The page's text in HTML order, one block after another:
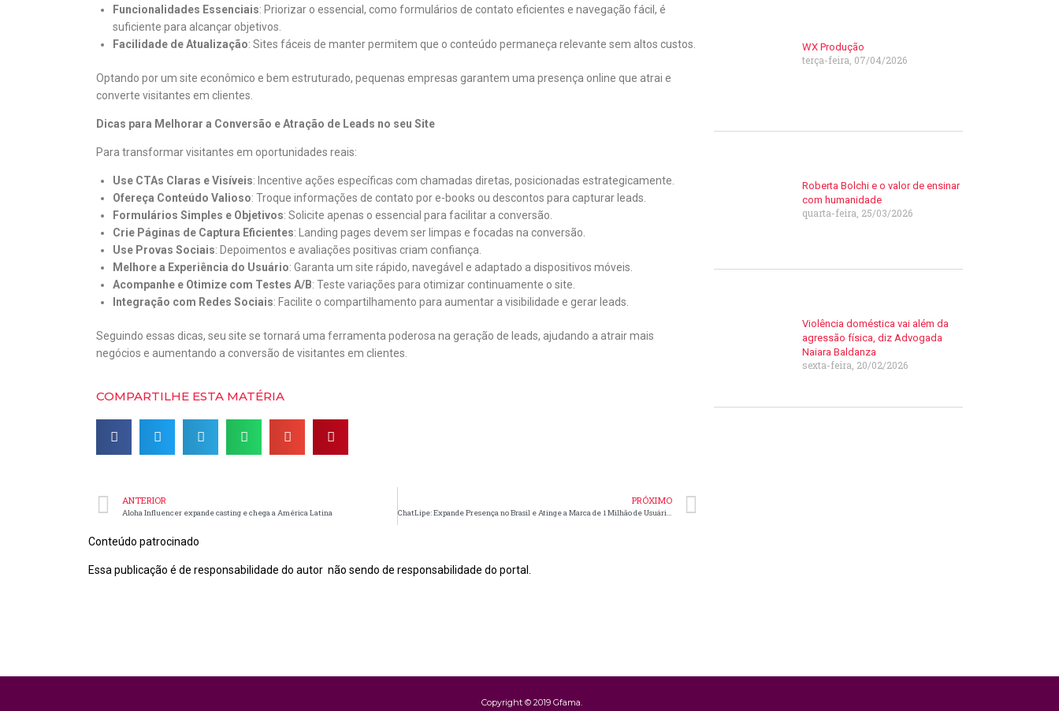
Funcionalidades Essenciais: Priorizar o essencial, como formulários de contato eficientes e navegação fácil, é
suficiente para alcançar objetivos.
Facilidade de Atualização: Sites fáceis de manter permitem que o conteúdo permaneça relevante sem altos custos.
Optando por um site econômico e bem estruturado, pequenas empresas garantem uma presença online que atrai e
converte visitantes em clientes.
Dicas para Melhorar a Conversão e Atração de Leads no seu Site
Para transformar visitantes em oportunidades reais:
Use CTAs Claras e Visíveis: Incentive ações específicas com chamadas diretas, posicionadas estrategicamente.
Ofereça Conteúdo Valioso: Troque informações de contato por e-books ou descontos para capturar leads.
Formulários Simples e Objetivos: Solicite apenas o essencial para facilitar a conversão.
Crie Páginas de Captura Eficientes: Landing pages devem ser limpas e focadas na conversão.
Use Provas Sociais: Depoimentos e avaliações positivas criam confiança.
Melhore a Experiência do Usuário: Garanta um site rápido, navegável e adaptado a dispositivos móveis.
Acompanhe e Otimize com Testes A/B: Teste variações para otimizar continuamente o site.
Integração com Redes Sociais: Facilite o compartilhamento para aumentar a visibilidade e gerar leads.
Seguindo essas dicas, seu site se tornará uma ferramenta poderosa na geração de leads, ajudando a atrair mais
negócios e aumentando a conversão de visitantes em clientes.
COMPARTILHE ESTA MATÉRIA
ANTERIOR
Aloha Influencer expande casting e chega a América Latina
PRÓXIMO
ChatLipe: Expande Presença no Brasil e Atinge a Marca de 1 Milhão de Usuários
WX Produção
terça-feira, 07/04/2026
Roberta Bolchi e o valor de ensinar
com humanidade
quarta-feira, 25/03/2026
Violência doméstica vai além da
agressão física, diz Advogada
Naiara Baldanza
sexta-feira, 20/02/2026
Conteúdo patrocinado
Essa publicação é de responsabilidade do autor não sendo de responsabilidade do portal.
Copyright © 2019 Gfama.